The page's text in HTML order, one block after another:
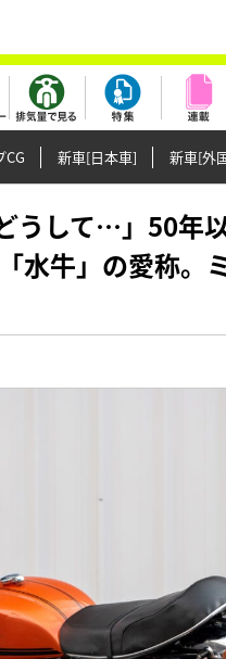
CG 新車[日本車] 新車[外
うして…」50年
水牛」の愛称。